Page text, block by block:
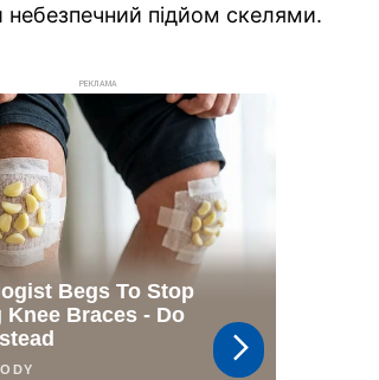
підйом скелями.
РЕКЛАМА